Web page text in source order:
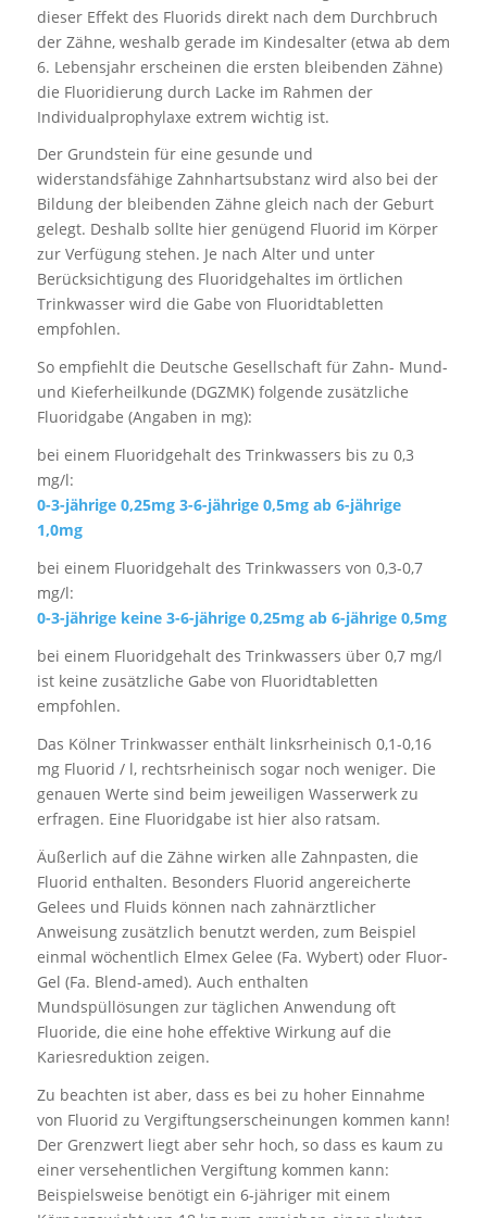
dieser Effekt des Fluorids direkt nach dem Durchbruch
der Zähne, weshalb gerade im Kindesalter (etwa ab dem
6. Lebensjahr erscheinen die ersten bleibenden Zähne)
die Fluoridierung durch Lacke im Rahmen der
Individualprophylaxe extrem wichtig ist.
Der Grundstein für eine gesunde und
widerstandsfähige Zahnhartsubstanz wird also bei der
Bildung der bleibenden Zähne gleich nach der Geburt
gelegt. Deshalb sollte hier genügend Fluorid im Körper
zur Verfügung stehen. Je nach Alter und unter
Berücksichtigung des Fluoridgehaltes im örtlichen
Trinkwasser wird die Gabe von Fluoridtabletten
empfohlen.
So empfiehlt die Deutsche Gesellschaft für Zahn- Mund-
und Kieferheilkunde (DGZMK) folgende zusätzliche
Fluoridgabe (Angaben in mg):
bei einem Fluoridgehalt des Trinkwassers bis zu 0,3
mg/l:
0-3-jährige 0,25mg 3-6-jährige 0,5mg ab 6-jährige
1,0mg
bei einem Fluoridgehalt des Trinkwassers von 0,3-0,7
mg/l:
0-3-jährige keine 3-6-jährige 0,25mg ab 6-jährige 0,5mg
bei einem Fluoridgehalt des Trinkwassers über 0,7 mg/l
ist keine zusätzliche Gabe von Fluoridtabletten
empfohlen.
Das Kölner Trinkwasser enthält linksrheinisch 0,1-0,16
mg Fluorid / l, rechtsrheinisch sogar noch weniger. Die
genauen Werte sind beim jeweiligen Wasserwerk zu
erfragen. Eine Fluoridgabe ist hier also ratsam.
Äußerlich auf die Zähne wirken alle Zahnpasten, die
Fluorid enthalten. Besonders Fluorid angereicherte
Gelees und Fluids können nach zahnärztlicher
Anweisung zusätzlich benutzt werden, zum Beispiel
einmal wöchentlich Elmex Gelee (Fa. Wybert) oder Fluor-
Gel (Fa. Blend-amed). Auch enthalten
Mundspüllösungen zur täglichen Anwendung oft
Fluoride, die eine hohe effektive Wirkung auf die
Kariesreduktion zeigen.
Zu beachten ist aber, dass es bei zu hoher Einnahme
von Fluorid zu Vergiftungserscheinungen kommen kann!
Der Grenzwert liegt aber sehr hoch, so dass es kaum zu
einer versehentlichen Vergiftung kommen kann:
Beispielsweise benötigt ein 6-jähriger mit einem